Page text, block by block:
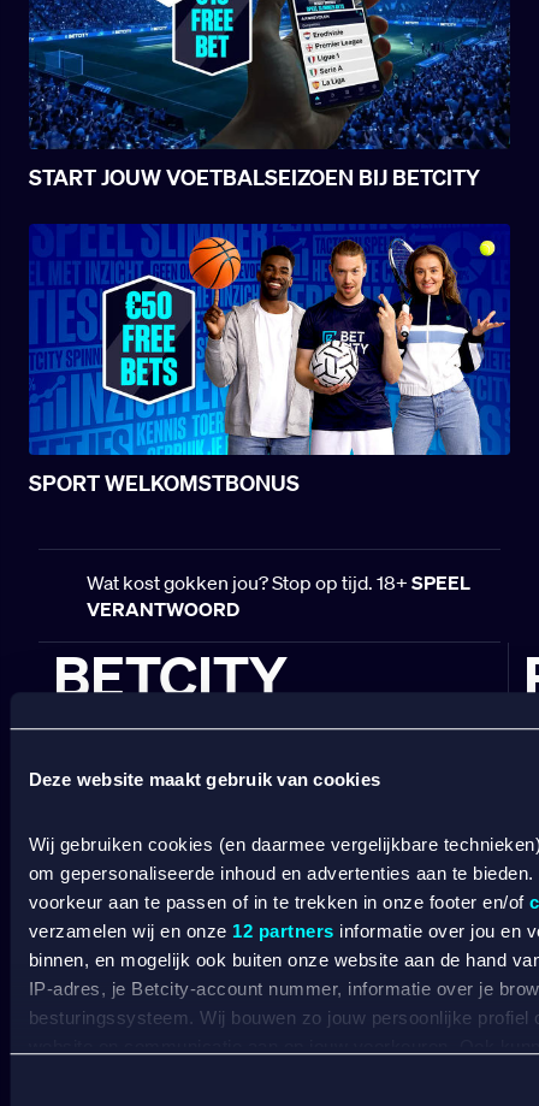
Deze website maakt gebruik van cookies
Wij gebruiken cookies (en daarmee vergelijkbare
om gepersonaliseerde inhoud en advertenties aan te
voorkeur aan te passen of in te trekken in onze footer en/of
verzamelen wij en onze 12 partners informatie over jou en
binnen, en mogelijk ook buiten onze website aan de hand
IP-adres, je Betcity-account nummer, informatie over je
besturingssysteem. Wij bouwen zo jouw persoonlijke profiel
START JOUW VOETBALSEIZOEN BIJ BETCITY
SPORT WELKOMSTBONUS
Wat kost gokken jou? Stop op tijd. 18+ SPEEL
VERANTWOORD
BETCITY
SPORTSBOOK
Wedden op sport
Wedden op Eredivisie
Wedden op Ajax
Wedden op PSV
Wedden op Feyenoord
CASINO